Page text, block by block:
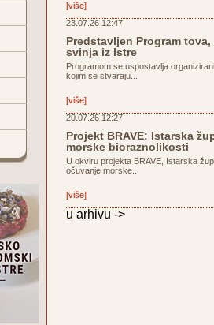
[više]
23.07.26 12:47
Predstavljen Program
svinja iz Istre
Programom se uspostavlja
kojim se stvaraju...
[više]
20.07.26 12:27
Projekt BRAVE: Istarska
morske bioraznolikosti
U okviru projekta BRAVE, Istarska
očuvanje morske...
[više]
u arhivu ->